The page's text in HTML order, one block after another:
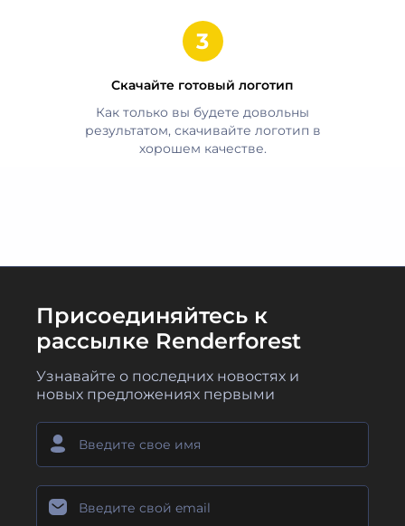
Скачайте готовый логотип
Как только вы будете довольны
результатом, скачивайте логотип в
хорошем качестве.
Присоединяйтесь к
рассылке Renderforest
Узнавайте о последних новостях и
новых предложениях первыми